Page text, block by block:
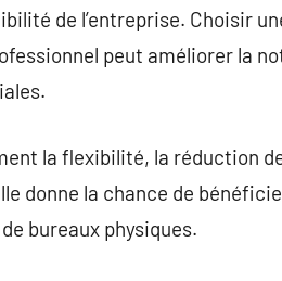
de l’entreprise. Choisir
peut améliorer la
la flexibilité, la réduction
donne la chance de
bureaux physiques.